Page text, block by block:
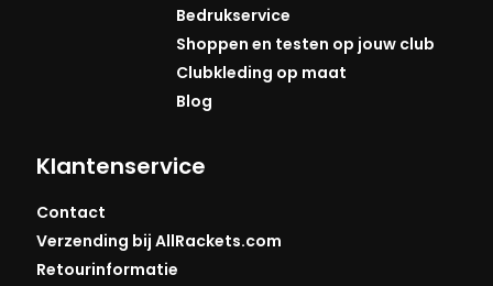
Bedrukservice
Shoppen en testen op jouw club
Clubkleding op maat
Blog
Klantenservice
Contact
Verzending bij AllRackets.com
Retourinformatie